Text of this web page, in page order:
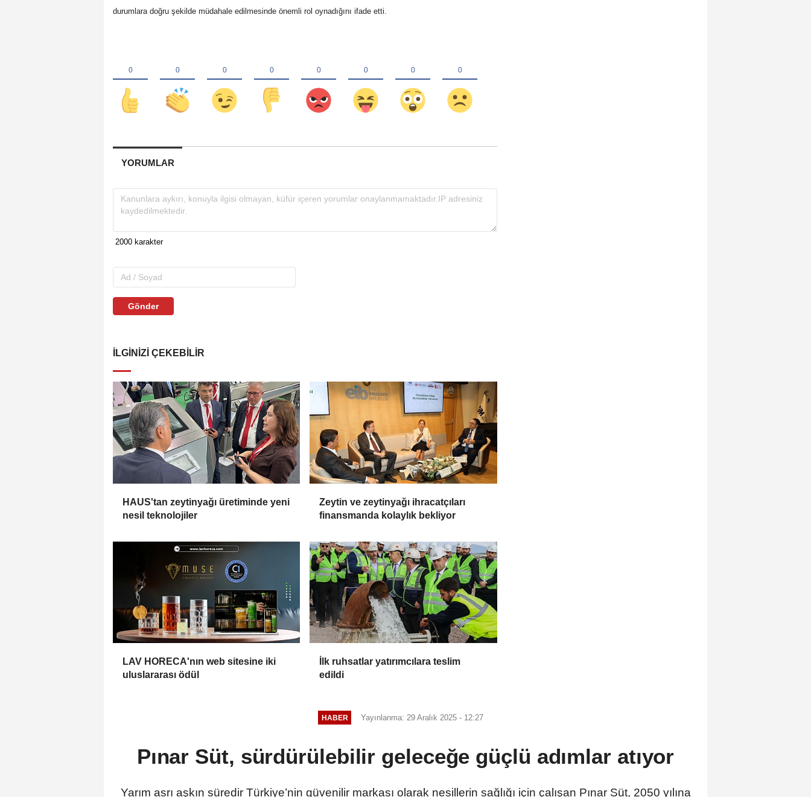
durumlara doğru şekilde müdahale edilmesinde önemli rol oynadığını ifade etti.
YORUMLAR
Gönder
İLGINIZI ÇEKEBILIR
HAUS'tan zeytinyağı üretiminde yeni
nesil teknolojiler
Zeytin ve zeytinyağı ihracatçıları
finansmanda kolaylık bekliyor
LAV HORECA'nın web sitesine iki
uluslararası ödül
İlk ruhsatlar yatırımcılara teslim
edildi
HABER Yayınlanma: 29 Aralık 2025 - 12:27
Pınar Süt, sürdürülebilir geleceğe güçlü adımlar atıyor
Yarım asrı aşkın süredir Türkiye’nin güvenilir markası olarak nesillerin sağlığı için çalışan Pınar Süt, 2050 yılına